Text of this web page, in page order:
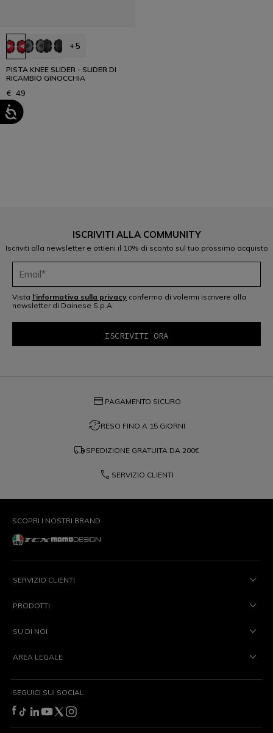
+5
PISTA KNEE SLIDER - SLIDER DI
RICAMBIO GINOCCHIA
€ 49
ISCRIVITI ALLA COMMUNITY
Iscriviti alla newsletter e ottieni il 10% di sconto sul tuo prossimo acquisto
Vista l'informativa sulla privacy confermo di volermi iscrivere alla
newsletter di Dainese S.p.A.
credit_card PAGAMENTO SICURO
question_exchangeRESO FINO A 15 GIORNI
local_shipping SPEDIZIONE GRATUITA DA 200€
phone SERVIZIO CLIENTI
SCOPRI I NOSTRI BRAND
SERVIZIO CLIENTI
PRODOTTI
SU DI NOI
AREA LEGALE
SEGUICI SUI SOCIAL